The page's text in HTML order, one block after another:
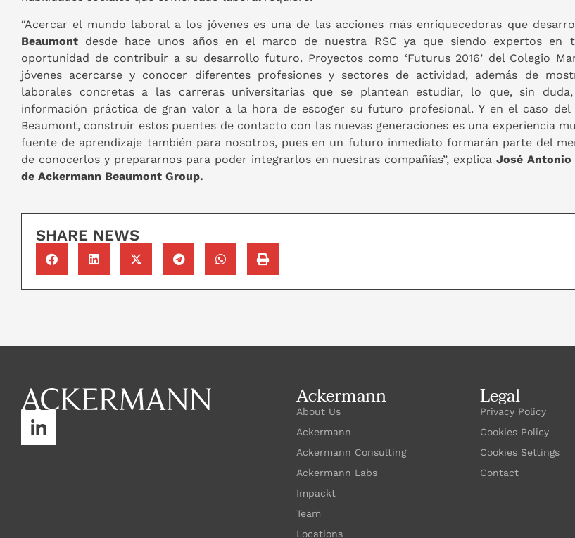
“Acercar el mundo laboral a los jóvenes es una de las acciones más enriquecedoras que
Beaumont desde hace unos años en el marco de nuestra RSC ya que siendo expertos en
oportunidad de contribuir a su desarrollo futuro. Proyectos como ‘Futurus 2016’ del Colegio
jóvenes acercarse y conocer diferentes profesiones y sectores de actividad, además de
laborales concretas a las carreras universitarias que se plantean estudiar, lo que, sin
información práctica de gran valor a la hora de escoger su futuro profesional. Y en el caso del
Beaumont, construir estos puentes de contacto con las nuevas generaciones es una experiencia
fuente de aprendizaje también para nosotros, pues en un futuro inmediato formarán parte del
de conocerlos y prepararnos para poder integrarlos en nuestras compañías”, explicaJosé
de Ackermann Beaumont Group.
SHARE NEWS
Ackermann
About Us
Ackermann
Ackermann Consulting
Ackermann Labs
Impackt
Team
Locations
Legal
Privacy Policy
Cookies Policy
Cookies Settings
Contact